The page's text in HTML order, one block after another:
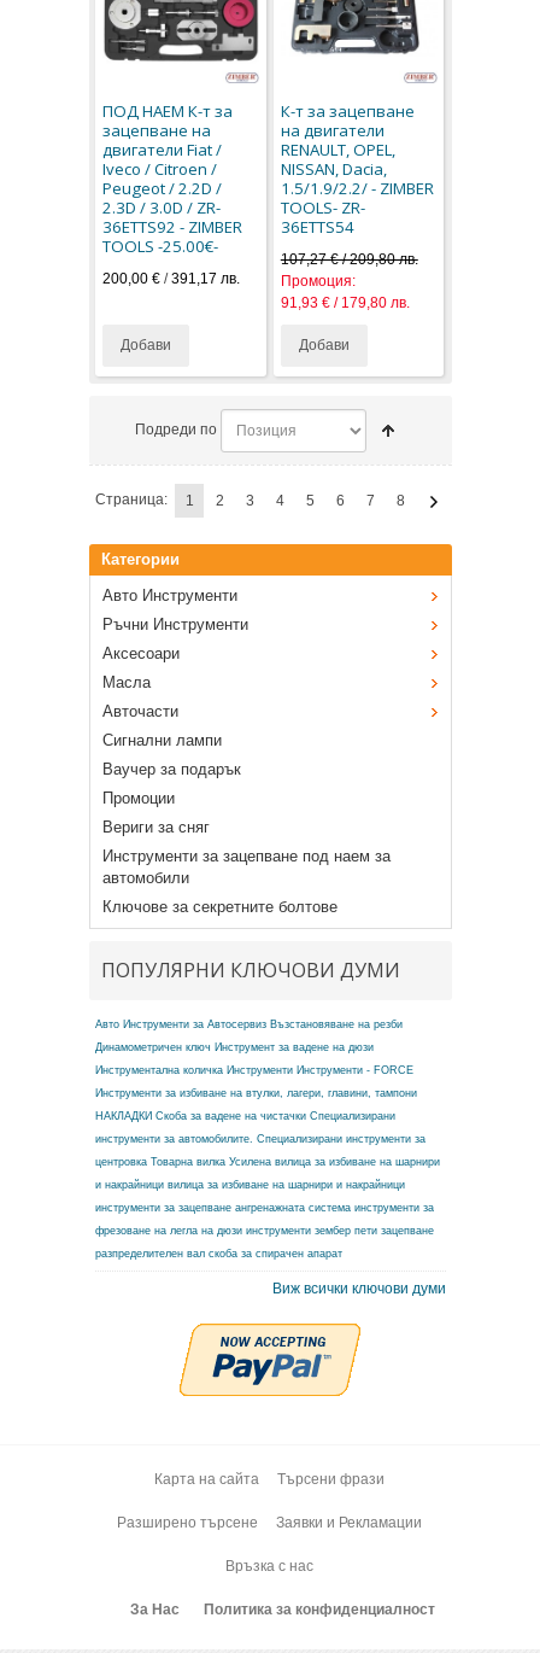
ПОД НАЕМ К-т за
зацепване на
двигатели Fiat /
Iveco / Citroen /
Peugeot / 2.2D /
2.3D / 3.0D / ZR-
36ETTS92 - ZIMBER
TOOLS -25.00€-
200,00 € /391,17 лв.
Добави
К-т за зацепване
на двигатели
RENAULT, OPEL,
NISSAN, Dacia,
1.5/1.9/2.2/ - ZIMBER
TOOLS- ZR-
36ETTS54
107,27 € / 209,80 лв.
Промоция:
91,93 € / 179,80 лв.
Добави
Подреди по
Страница: 1 2 3 4 5 6 7 8
Категории
Авто Инструменти
Ръчни Инструменти
Аксесоари
Масла
Авточасти
Сигнални лампи
Ваучер за подарък
Промоции
Вериги за сняг
Инструменти за зацепване под наем за
автомобили
Ключове за секретните болтове
ПОПУЛЯРНИ КЛЮЧОВИ ДУМИ
Авто Инструменти за Автосервиз Възстановяване на резби
Динамометричен ключ Инструмент за вадене на дюзи
Инструментална количка Инструменти Инструменти - FORCE
Инструменти за избиване на втулки, лагери, главини, тампони
НАКЛАДКИ Скоба за вадене на чистачки Специализирани
инструменти за автомобилите. Специализирани инструменти за
центровка Товарна вилка Усилена вилица за избиване на шарнири
и накрайници вилица за избиване на шарнири и накрайници
инструменти за зацепване ангренажната система инструменти за
фрезоване на легла на дюзи инструменти зембер пети зацепване
разпределителен вал скоба за спирачен апарат
Виж всички ключови думи
Карта на сайта Търсени фрази
Разширено търсене Заявки и Рекламации
Връзка с нас
За Нас Политика за конфиденциалност